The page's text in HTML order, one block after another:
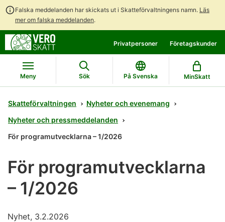
Falska meddelanden har skickats ut i Skatteförvaltningens namn. Läs
mer om falska meddelanden.
direkt
till
innehållet
till
hela
webbplatsens
sökning
Privatpersoner Företagskunder
Meny Sök På Svenska MinSkatt
Skatteförvaltningen
Nyheter och evenemang
Nyheter och pressmeddelanden
För programutvecklarna – 1/2026
För programutvecklarna
– 1/2026
Nyhet, 3.2.2026